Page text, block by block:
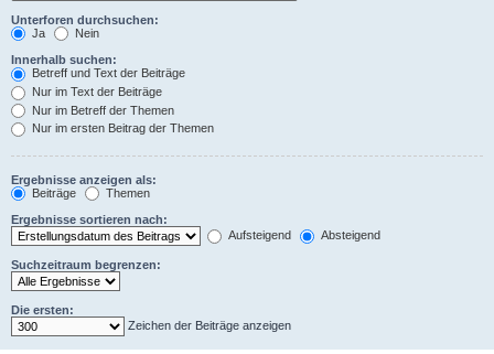
Unterforen durchsuchen:
Ja
Nein
Innerhalb suchen:
Betreff und Text der Beiträge
Nur im Text der Beiträge
Nur im Betreff der Themen
Nur im ersten Beitrag der Themen
Ergebnisse anzeigen als:
Beiträge
Themen
Ergebnisse sortieren nach:
Aufsteigend
Absteigend
Suchzeitraum begrenzen:
Die ersten:
Zeichen der Beiträge anzeigen